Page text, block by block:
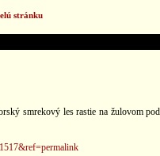
stránku
smrekový les rastie na žulovom